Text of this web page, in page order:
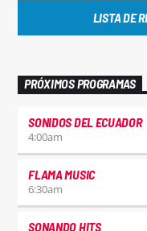
LISTA DE
PRÓXIMOS PROGRAMAS
SONIDOS DEL ECUADOR
4:00am
FLAMA MUSIC
6:30am
SONANDO HITS